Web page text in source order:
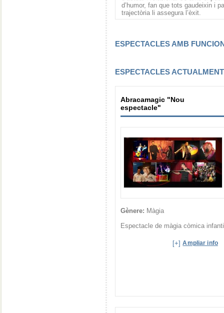
d’humor, fan que tots gaudeixin i
trajectòria li assegura l’èxit.
ESPECTACLES AMB
ESPECTACLES
Abracamagic "Nou
espectacle"
Gènere: Màgia
Espectacle de màgia còmica
[+]Ampliar info